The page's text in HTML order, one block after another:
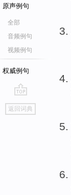
原声例句
全部
音频例句
视频例句
权威例句
go
top
返回词典